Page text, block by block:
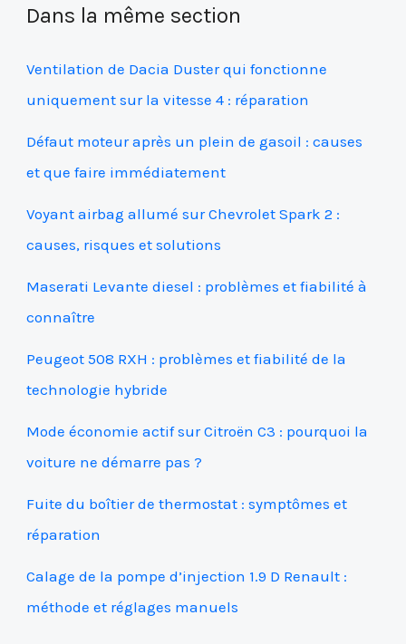
Dans la même section
Ventilation de Dacia Duster qui fonctionne
uniquement sur la vitesse 4 : réparation
Défaut moteur après un plein de gasoil : causes
et que faire immédiatement
Voyant airbag allumé sur Chevrolet Spark 2 :
causes, risques et solutions
Maserati Levante diesel : problèmes et fiabilité à
connaître
Peugeot 508 RXH : problèmes et fiabilité de la
technologie hybride
Mode économie actif sur Citroën C3 : pourquoi la
voiture ne démarre pas ?
Fuite du boîtier de thermostat : symptômes et
réparation
Calage de la pompe d’injection 1.9 D Renault :
méthode et réglages manuels